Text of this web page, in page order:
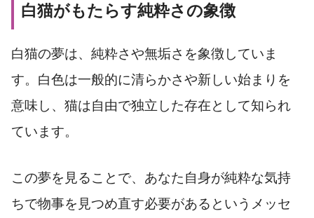
白猫がもたらす純粋さの象徴
白猫の夢は、純粋さや無垢さを象徴していま
す。白色は一般的に清らかさや新しい始まりを
意味し、猫は自由で独立した存在として知られ
ています。
この夢を見ることで、あなた自身が純粋な気持
ちで物事を見つめ直す必要があるというメッセ